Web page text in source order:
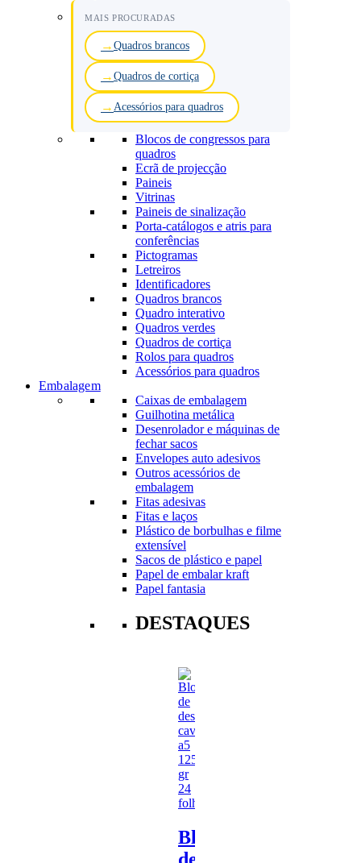
MAIS PROCURADAS
Quadros brancos
Quadros de cortiça
Acessórios para quadros
Blocos de congressos para
quadros
Ecrã de projecção
Paineis
Vitrinas
Paineis de sinalização
Porta-catálogos e atris para
conferências
Pictogramas
Letreiros
Identificadores
Quadros brancos
Quadro interativo
Quadros verdes
Quadros de cortiça
Rolos para quadros
Acessórios para quadros
Embalagem
Caixas de embalagem
Guilhotina metálica
Desenrolador e máquinas de
fechar sacos
Envelopes auto adesivos
Outros acessórios de
embalagem
Fitas adesivas
Fitas e laços
Plástico de borbulhas e filme
extensível
Sacos de plástico e papel
Papel de embalar kraft
Papel fantasia
DESTAQUES
Bloco
de